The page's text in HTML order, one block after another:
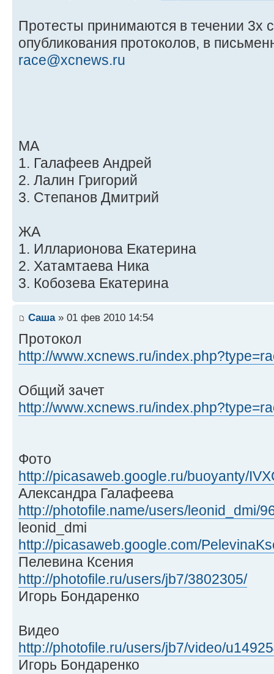
Протесты принимаются в течении 3х
опубликования протоколов, в
race@xcnews.ru
МА
1. Галафеев Андрей
2. Лалин Григорий
3. Степанов Дмитрий
ЖА
1. Илларионова Екатерина
2. Хатамтаева Ника
3. Кобозева Екатерина
Саша» 01 фев 2010 14:54
Протокол
http://www.xcnews.ru/
Общий зачет
http://www.xcnews.ru/
Фото
http://picasaweb.google.ru/buoyanty/
Александра Галафеева
http://photofile.name/users/leonid_dmi/
leonid_dmi
http://picasaweb.google.com/
Пелевина Ксения
http://photofile.ru/users/jb7/3802305/
Игорь Бондаренко
Видео
http://photofile.ru/users/jb7/video/
Игорь Бондаренко